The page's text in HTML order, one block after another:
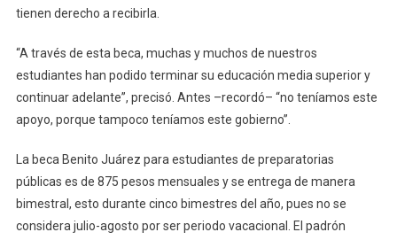
tienen derecho a recibirla.
“A través de esta beca, muchas y muchos de nuestros
estudiantes han podido terminar su educación media superior y
continuar adelante”, precisó. Antes –recordó– “no teníamos este
apoyo, porque tampoco teníamos este gobierno”.
La beca Benito Juárez para estudiantes de preparatorias
públicas es de 875 pesos mensuales y se entrega de manera
bimestral, esto durante cinco bimestres del año, pues no se
considera julio-agosto por ser periodo vacacional. El padrón